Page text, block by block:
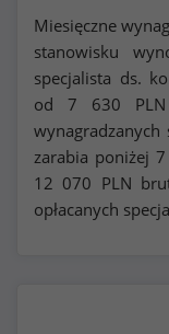
Miesięczne
stanowisku
specjalista ds.
od 7 630
zarabia poniżej
12 070 PLN
opłacanych